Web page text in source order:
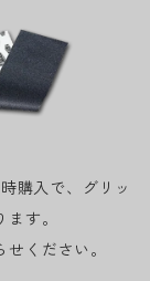
購入で、グリッ
す。
ください。